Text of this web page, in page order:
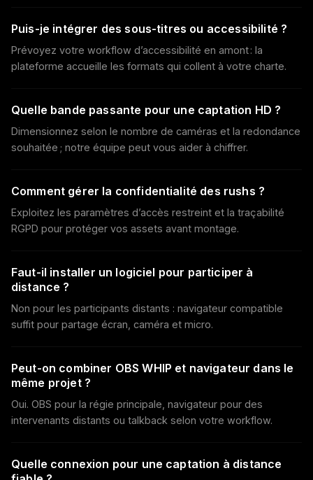
Puis-je intégrer des sous-titres ou accessibilité ?
Prévoyez votre workflow d’accessibilité en amont : la
plateforme accueille les formats qui collent à votre charte.
Quelle bande passante pour une captation HD ?
Dimensionnez selon le nombre de caméras et la redondance
souhaitée ; notre équipe peut vous aider à chiffrer.
Comment gérer la confidentialité des rushs ?
Exploitez les paramètres d’accès restreint et la traçabilité
RGPD pour protéger vos assets avant montage.
Faut-il installer un logiciel pour participer à
distance ?
Non pour les participants distants : navigateur compatible
suffit pour partage écran, caméra et micro.
Peut-on combiner OBS WHIP et navigateur dans le
même projet ?
Oui. OBS pour la régie principale, navigateur pour des
intervenants distants ou talkback selon votre workflow.
Quelle connexion pour une captation à distance